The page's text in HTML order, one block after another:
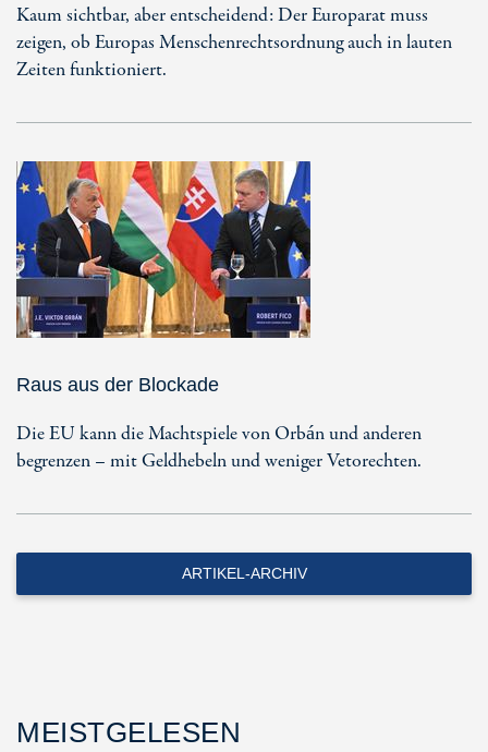
Kaum sichtbar, aber entscheidend: Der Europarat muss
zeigen, ob Europas Menschenrechtsordnung auch in lauten
Zeiten funktioniert.
Raus aus der Blockade
Die EU kann die Machtspiele von Orbán und anderen
begrenzen – mit Geldhebeln und weniger Vetorechten.
ARTIKEL-ARCHIV
MEISTGELESEN